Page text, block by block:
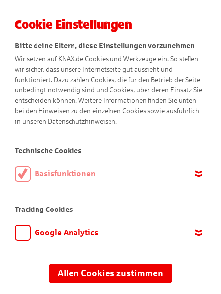
Willkommen auf KNAX
Schön, dass du da bist!
Entdecke unsere tollen Spiele,
Cookie Einstellungen
Bitte deine Eltern, diese Einstellungen vorzunehmen
Wir setzen auf KNAX.de Cookies und Werkzeuge ein. So stellen
wir sicher, dass unsere Internetseite gut aussieht und
funktioniert. Dazu zählen Cookies, die für den Betrieb der Seite
unbedingt notwendig sind und Cookies, über deren Einsatz Sie
entscheiden können. Weitere Informationen finden Sie unten
bei den Hinweisen zu den einzelnen Cookies sowie ausführlich
in unseren Datenschutzhinweisen.
Technische Cookies
Basisfunktionen
aktiviert sein.
Tracking Cookies
Google Analytics
anpassen und verbessern können. Aus diesem Grund nutzen wir
Google Analytics. Dieses Werkzeug erfasst die Seitenaufrufe zu
Allen Cookies zustimmen